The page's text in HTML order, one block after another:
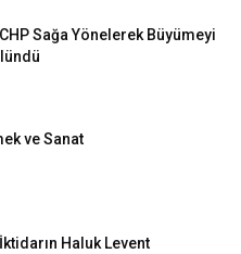
Sağa Yönelerek Büyümeyi
ve Sanat
Haluk Levent